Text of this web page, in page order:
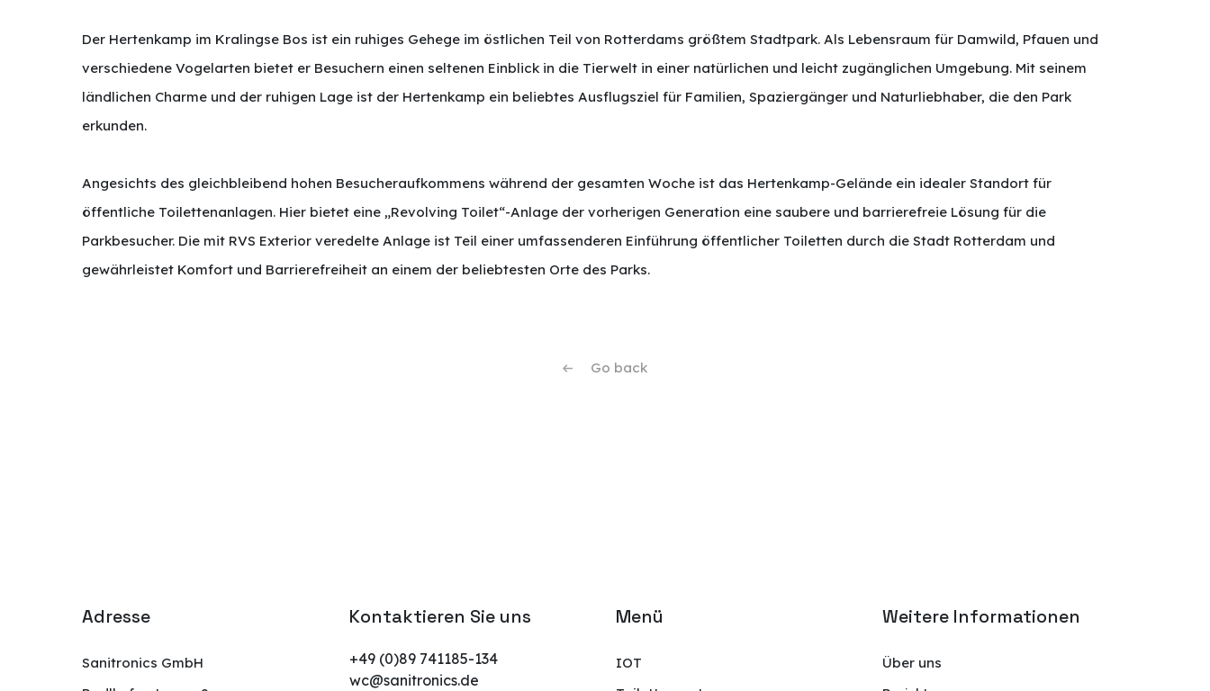
Der Hertenkamp im Kralingse Bos ist ein ruhiges Gehege im östlichen Teil von Rotterdams größtem Stadtpark. Als Lebensraum für Damwild, Pfauen und
verschiedene Vogelarten bietet er Besuchern einen seltenen Einblick in die Tierwelt in einer natürlichen und leicht zugänglichen Umgebung. Mit seinem
ländlichen Charme und der ruhigen Lage ist der Hertenkamp ein beliebtes Ausflugsziel für Familien, Spaziergänger und Naturliebhaber, die den Park
erkunden.
Angesichts des gleichbleibend hohen Besucheraufkommens während der gesamten Woche ist das Hertenkamp-Gelände ein idealer Standort für
öffentliche Toilettenanlagen. Hier bietet eine „Revolving Toilet“-Anlage der vorherigen Generation eine saubere und barrierefreie Lösung für die
Parkbesucher. Die mit RVS Exterior veredelte Anlage ist Teil einer umfassenderen Einführung öffentlicher Toiletten durch die Stadt Rotterdam und
gewährleistet Komfort und Barrierefreiheit an einem der beliebtesten Orte des Parks.
Go back
Adresse
Sanitronics GmbH
Kontaktieren Sie uns
+49 (0)89 741185-134
wc@sanitronics.de
Menü
IOT
Weitere Informationen
Über uns